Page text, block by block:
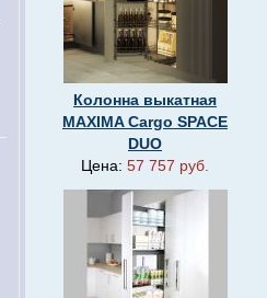
Колонна выкатная
MAXIMA Cargo SPACE
DUO
Цена: 57 757 руб.